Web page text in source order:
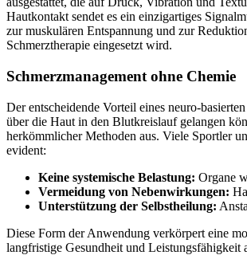
Hautkontakt sendet es ein einzigartiges
zur muskulären Entspannung und zur
Schmerztherapie eingesetzt wird.
Schmerzmanagement ohne Chemie
Der entscheidende Vorteil eines neuro-
über die Haut in den Blutkreislauf gelangen
herkömmlicher Methoden aus. Viele Sportler
evident:
Keine systemische Belastung: Organe
Vermeidung von Nebenwirkungen:
Unterstützung der Selbstheilung:
Diese Form der Anwendung verkörpert eine
langfristige Gesundheit und Leistungsfähigkeit